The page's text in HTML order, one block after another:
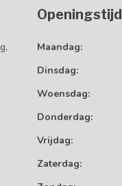
Maandag:
Dinsdag:
Woensdag:
Donderdag:
Vrijdag:
Zaterdag: